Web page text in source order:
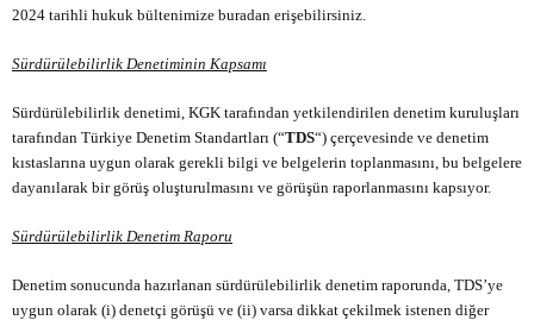
2024 tarihli hukuk bültenimize buradan erişebilirsiniz.
Sürdürülebilirlik Denetiminin Kapsamı
Sürdürülebilirlik denetimi, KGK tarafından yetkilendirilen denetim kuruluşları
tarafından Türkiye Denetim Standartları (“TDS“) çerçevesinde ve denetim
kıstaslarına uygun olarak gerekli bilgi ve belgelerin toplanmasını, bu belgelere
dayanılarak bir görüş oluşturulmasını ve görüşün raporlanmasını kapsıyor.
Sürdürülebilirlik Denetim Raporu
Denetim sonucunda hazırlanan sürdürülebilirlik denetim raporunda, TDS’ye
uygun olarak (i) denetçi görüşü ve (ii) varsa dikkat çekilmek istenen diğer